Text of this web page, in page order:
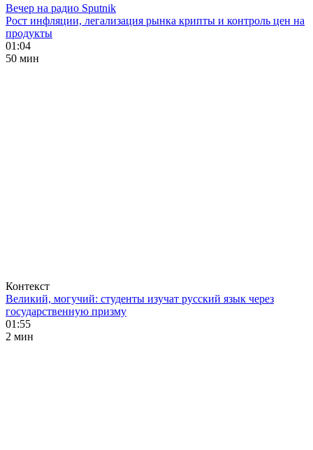
Вечер на радио Sputnik
Рост инфляции, легализация рынка крипты и контроль цен на
продукты
01:04
50 мин
Контекст
Великий, могучий: студенты изучат русский язык через
государственную призму
01:55
2 мин